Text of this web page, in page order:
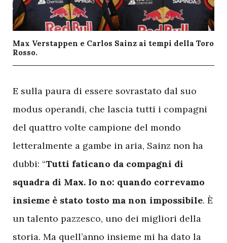
Max Verstappen e Carlos Sainz ai tempi della Toro
Rosso.
E sulla paura di essere sovrastato dal suo
modus operandi, che lascia tutti i compagni
del quattro volte campione del mondo
letteralmente a gambe in aria, Sainz non ha
dubbi: “Tutti faticano da compagni di
squadra di Max. Io no: quando correvamo
insieme è stato tosto ma non impossibile. È
un talento pazzesco, uno dei migliori della
storia. Ma quell’anno insieme mi ha dato la